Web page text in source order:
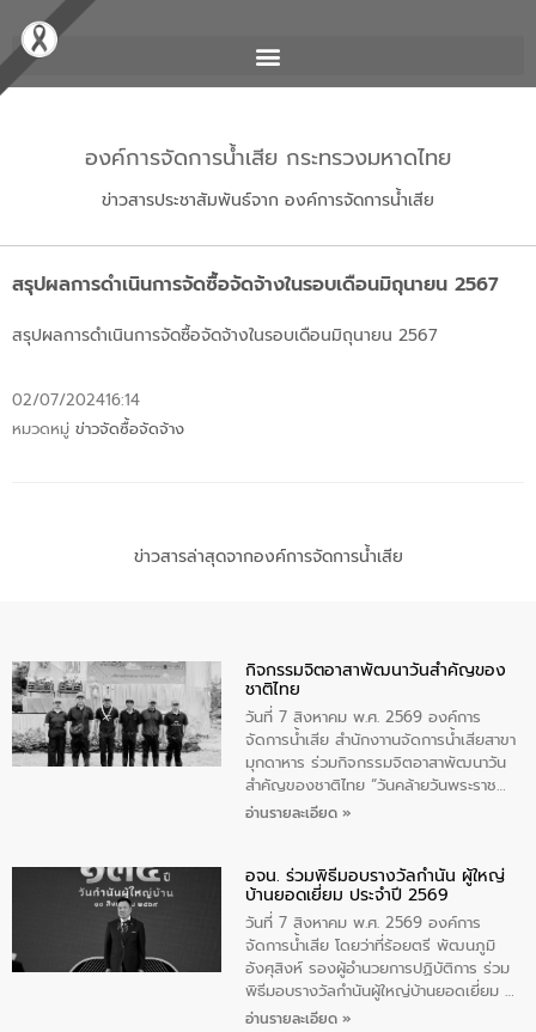
องค์การจัดการน้ำเสีย กระทรวงมหาดไทย
ข่าวสารประชาสัมพันธ์จาก องค์การจัดการน้ำเสีย
สรุปผลการดำเนินการจัดซื้อจัดจ้างในรอบเดือนมิถุนายน 2567
สรุปผลการดำเนินการจัดซื้อจัดจ้างในรอบเดือนมิถุนายน 2567
02/07/202416:14
หมวดหมู่ ข่าวจัดซื้อจัดจ้าง
ข่าวสารล่าสุดจากองค์การจัดการน้ำเสีย
กิจกรรมจิตอาสาพัฒนาวันสําคัญของ
ชาติไทย
วันที่ 7 สิงหาคม พ.ศ. 2569 องค์การ
จัดการน้ำเสีย สำนักงาานจัดการน้ำเสียสาขา
มุกดาหาร ร่วมกิจกรรมจิตอาสาพัฒนาวัน
สําคัญของชาติไทย “วันคล้ายวันพระราช
สมภพ สมเด็จพระนางเจ้าสิริกิติ์พระบรม
ทิพย์คำ รองผู้ว่าราชการจังหวัดมุกดาหาร
เป็นประธานในพิธี ณ เรือนจําชั่วคราวนาโสก
ตําบลนาโสก อําเภอเมืองมุกดาหาร จังหวัด
มุกดาหาร โดยในกิจกรรมได้ร่วมปลูกป่า และ
ทําความสะอาดภายในบริเวณ จัดกิจกรรม
เพื่อถวายเป็นพระราชกุศล สมเด็จพระนาง
เจ้าสิริกิติ์พระบรมราชินีนาถ พระบรมราช
อ่านรายละเอียด »
อจน. ร่วมพิธีมอบรางวัลกำนัน ผู้ใหญ่
บ้านยอดเยี่ยม ประจำปี 2569
วันที่ 7 สิงหาคม พ.ศ. 2569 องค์การ
จัดการน้ำเสีย โดยว่าที่ร้อยตรี พัฒนภูมิ
อังศุสิงห์ รองผู้อำนวยการปฏิบัติการ ร่วม
พิธีมอบรางวัลกำนันผู้ใหญ่บ้านยอดเยี่ยม ณ
ทำเนียบรัฐบาล โดยมีนายอนุทิน ชาญวีรกูล
อ่านรายละเอียด »